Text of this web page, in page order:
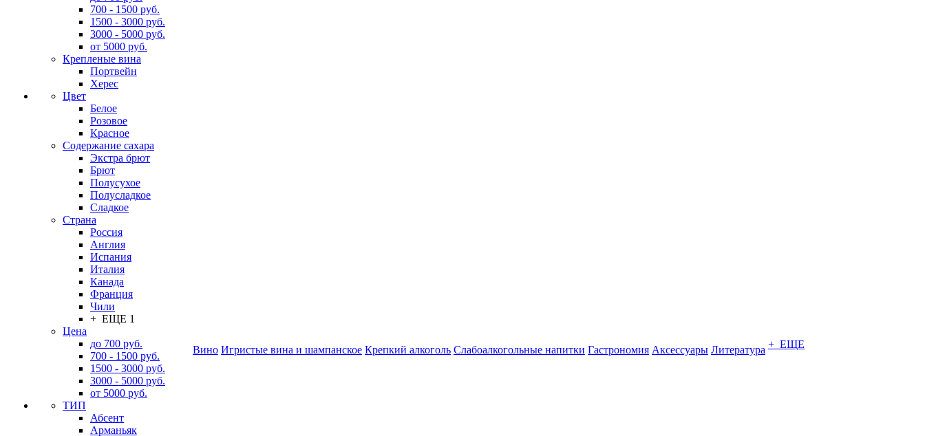
700 - 1500 руб.
1500 - 3000 руб.
3000 - 5000 руб.
от 5000 руб.
Крепленые вина
Портвейн
Херес
Цвет
Белое
Розовое
Красное
Содержание сахара
Экстра брют
Брют
Полусухое
Полусладкое
Сладкое
Страна
Россия
Англия
Испания
Италия
Канада
Франция
Чили
+ ЕЩЕ 1
Цена
до 700 руб.
700 - 1500 руб.
1500 - 3000 руб.
3000 - 5000 руб.
от 5000 руб.
ТИП
Абсент
Арманьяк
Вино Игристые вина и шампанское Крепкий алкоголь Слабоалкогольные напитки Гастрономия Аксессуары Литература + ЕЩЕ